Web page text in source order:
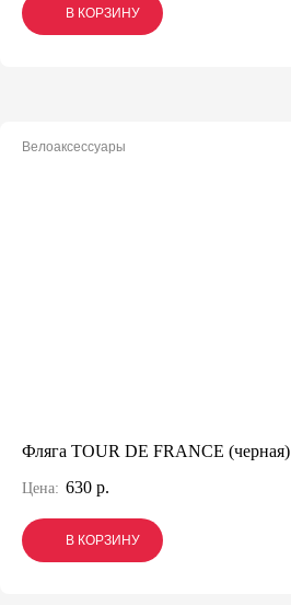
В КОРЗИНУ
В КОРЗИНУ
В КОРЗИНУ
Велоаксессуары
Фляга TOUR DE FRANCE (черная)
Цена: 630 р.
В КОРЗИНУ
В КОРЗИНУ
В КОРЗИНУ